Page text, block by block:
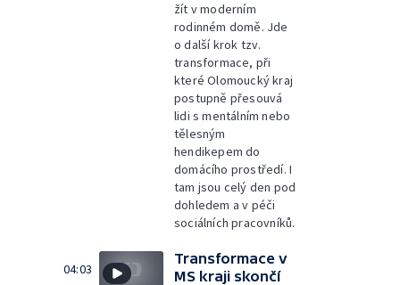
žít v moderním
rodinném domě. Jde
o další krok tzv.
transformace, při
které Olomoucký kraj
postupně přesouvá
lidi s mentálním nebo
tělesným
hendikepem do
domácího prostředí. I
tam jsou celý den pod
dohledem a v péči
sociálních pracovníků.
04:03
Transformace v
MS kraji skončí